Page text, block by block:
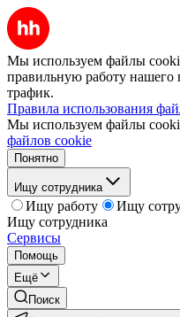
Мы используем файлы
правильную работу нашего
трафик.
Правила использования
Мы используем файлы
файлов cookie
Понятно
Ищу сотрудника
Ищу работу
Ищу
Ищу сотрудника
Сервисы
Помощь
Ещё
Поиск